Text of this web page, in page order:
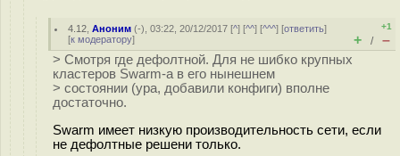
4.12 ,Аноним (-), 03:22, 20/12/2017 [^] [^^] [^^^] [ответить]
[к модератору]
+1
+ / –
> Смотря где дефолтной. Для не шибко крупных
кластеров Swarm-а в его нынешнем
> состоянии (ура, добавили конфиги) вполне
достаточно.
Swarm имеет низкую производительность сети, если
не дефолтные решени только.